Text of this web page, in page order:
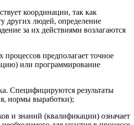
координации, так как
других людей, определение
за их действиями возлагаются
процессов предполагает точное
или программирование
Специфицируются результаты
нормы выработки);
и знаний (квалификации) означает